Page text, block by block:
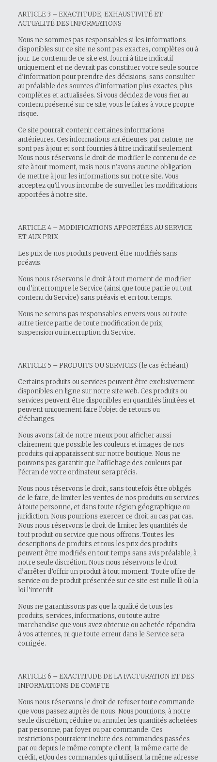
ARTICLE 3 – EXACTITUDE, EXHAUSTIVITÉ ET
ACTUALITÉ DES INFORMATIONS
Nous ne sommes pas responsables si les informations
disponibles sur ce site ne sont pas exactes, complètes ou à
jour. Le contenu de ce site est fourni à titre indicatif
uniquement et ne devrait pas constituer votre seule source
d’information pour prendre des décisions, sans consulter
au préalable des sources d’information plus exactes, plus
complètes et actualisées. Si vous décidez de vous fier au
contenu présenté sur ce site, vous le faites à votre propre
risque.
Ce site pourrait contenir certaines informations
antérieures. Ces informations antérieures, par nature, ne
sont pas à jour et sont fournies à titre indicatif seulement.
Nous nous réservons le droit de modifier le contenu de ce
site à tout moment, mais nous n’avons aucune obligation
de mettre à jour les informations sur notre site. Vous
acceptez qu’il vous incombe de surveiller les modifications
apportées à notre site.
ARTICLE 4 – MODIFICATIONS APPORTÉES AU SERVICE
ET AUX PRIX
Les prix de nos produits peuvent être modifiés sans
préavis.
Nous nous réservons le droit à tout moment de modifier
ou d’interrompre le Service (ainsi que toute partie ou tout
contenu du Service) sans préavis et en tout temps.
Nous ne serons pas responsables envers vous ou toute
autre tierce partie de toute modification de prix,
suspension ou interruption du Service.
ARTICLE 5 – PRODUITS OU SERVICES (le cas échéant)
Certains produits ou services peuvent être exclusivement
disponibles en ligne sur notre site web. Ces produits ou
services peuvent être disponibles en quantités limitées et
peuvent uniquement faire l’objet de retours ou
d’échanges.
Nous avons fait de notre mieux pour afficher aussi
clairement que possible les couleurs et images de nos
produits qui apparaissent sur notre boutique. Nous ne
pouvons pas garantir que l’affichage des couleurs par
l’écran de votre ordinateur sera précis.
Nous nous réservons le droit, sans toutefois être obligés
de le faire, de limiter les ventes de nos produits ou services
à toute personne, et dans toute région géographique ou
juridiction. Nous pourrions exercer ce droit au cas par cas.
Nous nous réservons le droit de limiter les quantités de
tout produit ou service que nous offrons. Toutes les
descriptions de produits et tous les prix des produits
peuvent être modifiés en tout temps sans avis préalable, à
notre seule discrétion. Nous nous réservons le droit
d’arrêter d’offrir un produit à tout moment. Toute offre de
service ou de produit présentée sur ce site est nulle là où la
loi l’interdit.
Nous ne garantissons pas que la qualité de tous les
produits, services, informations, ou toute autre
marchandise que vous avez obtenue ou achetée répondra
à vos attentes, ni que toute erreur dans le Service sera
corrigée.
ARTICLE 6 – EXACTITUDE DE LA FACTURATION ET DES
INFORMATIONS DE COMPTE
Nous nous réservons le droit de refuser toute commande
que vous passez auprès de nous. Nous pourrions, à notre
seule discrétion, réduire ou annuler les quantités achetées
par personne, par foyer ou par commande. Ces
restrictions pourraient inclure des commandes passées
par ou depuis le même compte client, la même carte de
crédit, et/ou des commandes qui utilisent la même adresse